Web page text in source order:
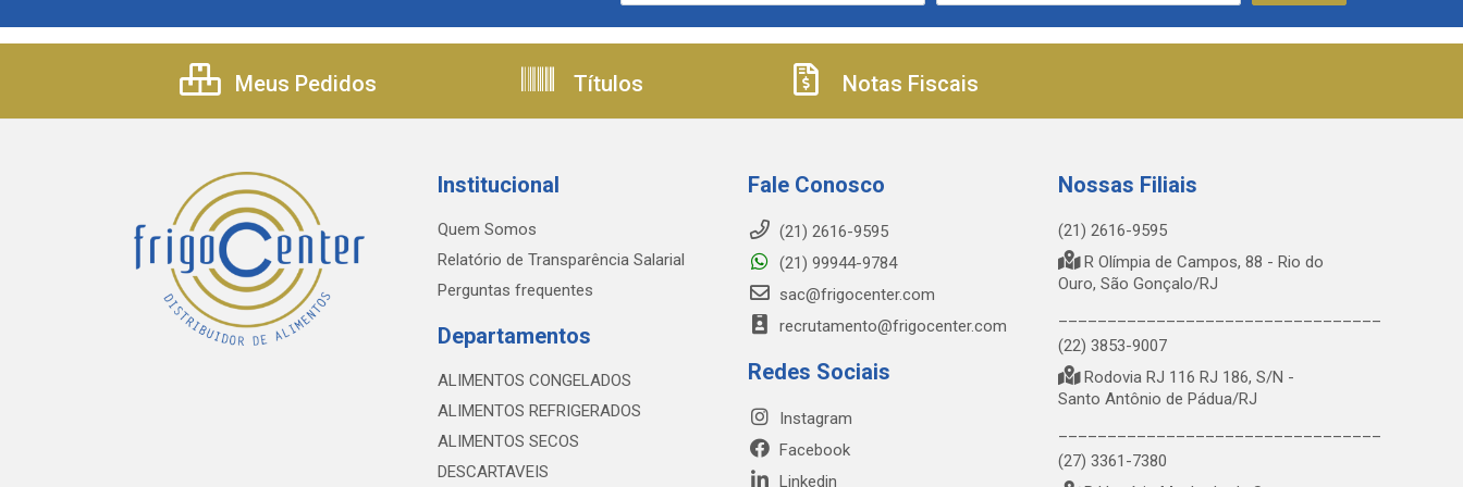
Meus Pedidos Títulos Notas Fiscais
Institucional
Quem Somos
Relatório de Transparência Salarial
Perguntas frequentes
Departamentos
ALIMENTOS CONGELADOS
ALIMENTOS REFRIGERADOS
ALIMENTOS SECOS
DESCARTAVEIS
Fale Conosco
(21) 2616-9595
(21) 99944-9784
sac@frigocenter.com
recrutamento@frigocenter.com
Redes Sociais
Instagram
Facebook
Linkedin
Nossas Filiais
(21) 2616-9595
R Olímpia de Campos, 88 - Rio do
Ouro, São Gonçalo/RJ
(22) 3853-9007
Rodovia RJ 116 RJ 186, S/N -
Santo Antônio de Pádua/RJ
(27) 3361-7380